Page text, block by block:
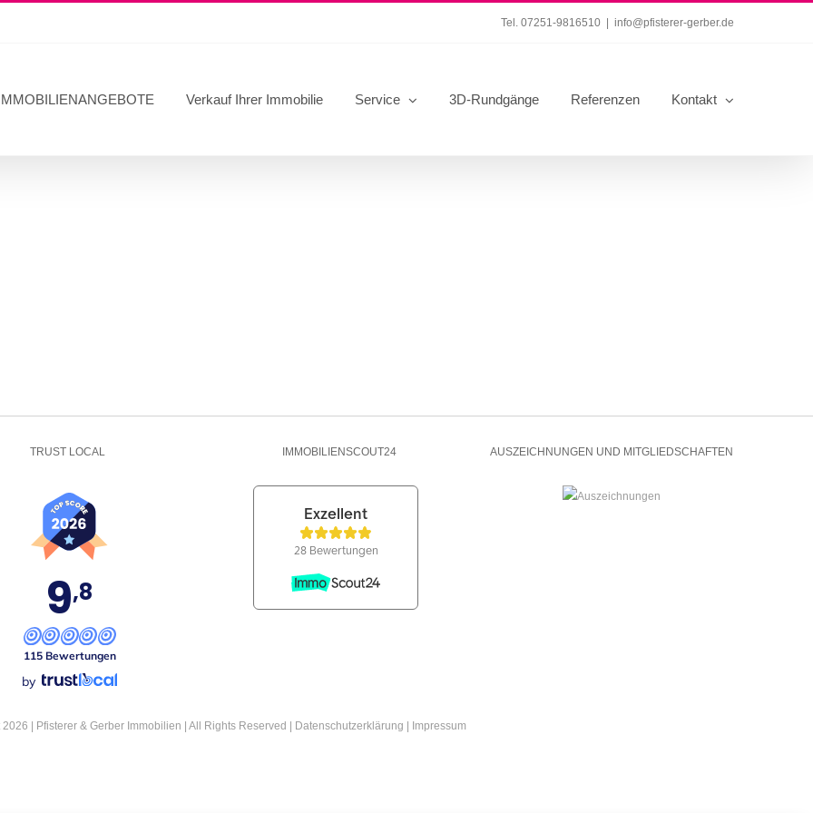
Tel. 07251-9816510 info@pfisterer-gerber.de
Verkauf Ihrer Immobilie Service 3D-Rundgänge Referenzen Kontakt
TRUST LOCAL
9,8
115 Bewertungen
by
IMMOBILIENSCOUT24 AUSZEICHNUNGEN UND MITGLIEDSCHAFTEN
| Pfisterer & Gerber Immobilien | All Rights Reserved | Datenschutzerklärung Impressum